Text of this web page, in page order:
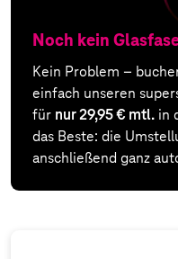
Noch kein
Kein Problem –
einfach unseren
für nur 29,95 € mtl. in
das Beste: die
anschließend ganz